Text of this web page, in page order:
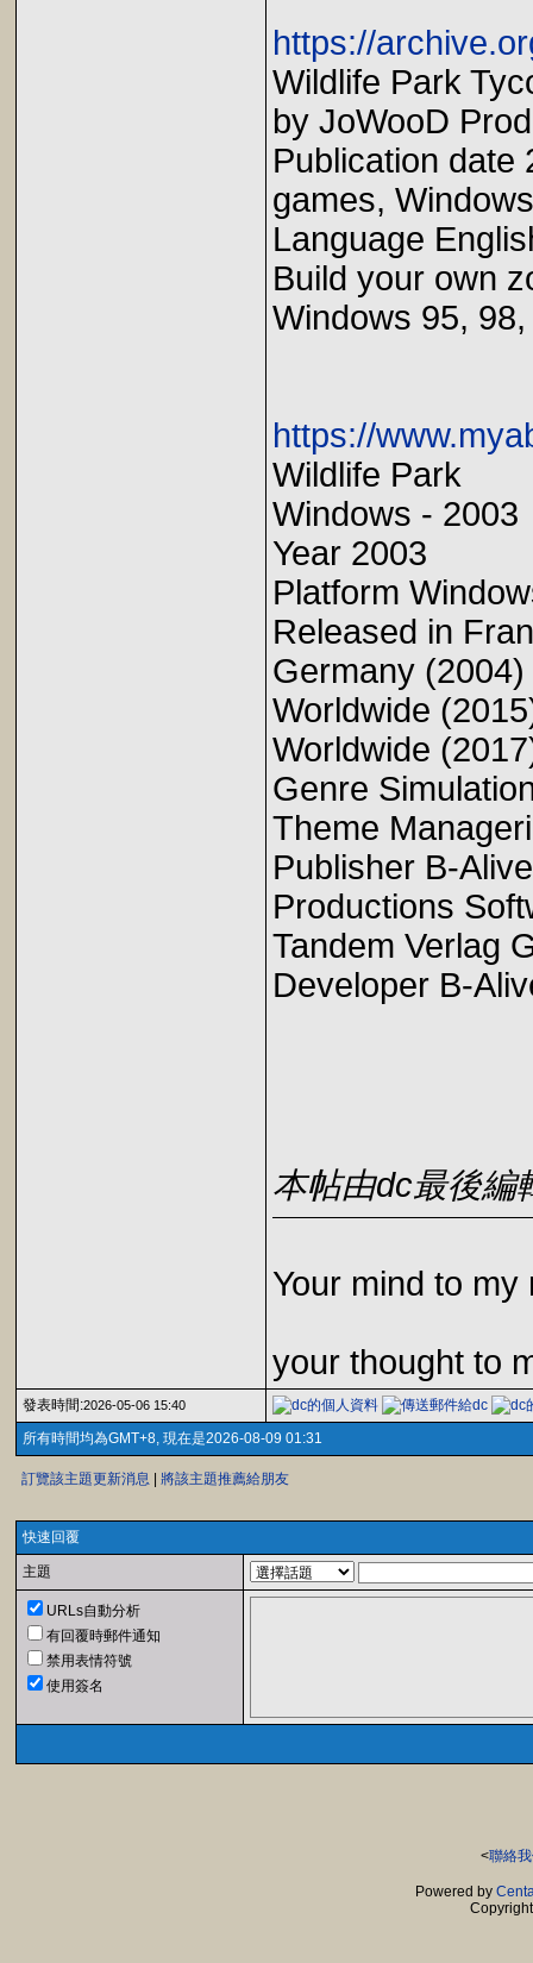
https://
Wildlife Park
by JoWooD
Publication date
games,
Language
Build your own
Windows 95,
https://
Wildlife Park
Windows - 2003
Year 2003
Platform
Released in
Germany (2004)
Worldwide
Worldwide
Genre
Theme
Publisher B-
Productions
Tandem Verlag
Developer B-
本帖由dc最後編
Your mind to my
your thought to
發表時間:2026-05-06 15:40
所有時間均為GMT+8, 現在是2026-08-09 01:31
訂覽該主題更新消息 將該主題推薦給朋友
快速回覆
主題
URLs自動分析
有回覆時郵件通知
禁用表情符號
使用簽名
<聯絡
Powered by